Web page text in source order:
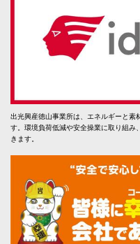
出光興産徳山事業所は、エネルギーと素
す。環境負荷低減や安全操業に取り組み
きます。